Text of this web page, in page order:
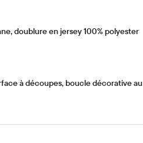
doublure en jersey 100% polyester
à découpes, boucle décorative au